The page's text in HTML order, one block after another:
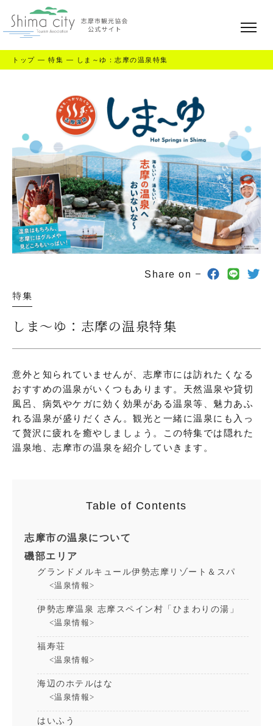
トップ — 特集 — しま～ゆ：志摩の温泉特集
Share on
特集
しま～ゆ：志摩の温泉特集
意外と知られていませんが、志摩市には訪れたくなる
おすすめの温泉がいくつもあります。天然温泉や貸切
風呂、病気やケガに効く効果がある温泉等、魅力あふ
れる温泉が盛りだくさん。観光と一緒に温泉にも入っ
て贅沢に疲れを癒やしましょう。この特集では隠れた
温泉地、志摩市の温泉を紹介していきます。
Table of Contents
志摩市の温泉について
磯部エリア
グランドメルキュール伊勢志摩リゾート＆スパ
<温泉情報>
伊勢志摩温泉 志摩スペイン村「ひまわりの湯」
<温泉情報>
福寿荘
<温泉情報>
海辺のホテルはな
<温泉情報>
はいふう